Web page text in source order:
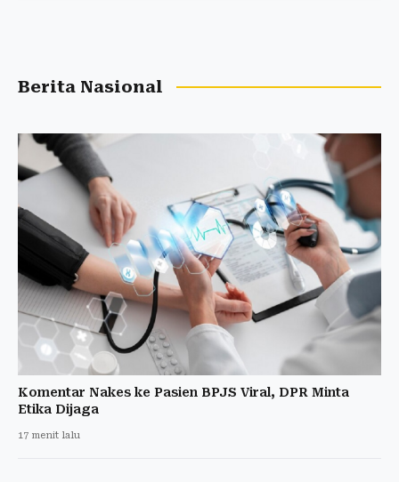
Berita Nasional
Komentar Nakes ke Pasien BPJS Viral, DPR Minta
Etika Dijaga
17 menit lalu